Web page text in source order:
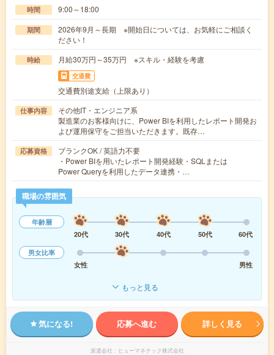
時間 9:00～18:00
期間
2026年9月～長期 ※開始日については、お気軽にご相談く
ださい！
時給 月給30万円～35万円 ※スキル・経験を考慮
交通費
交通費別途支給（上限あり）
仕事内容
その他IT・エンジニア系
製造業のお客様向けに、Power BIを利用したレポート開発お
よび運用保守をご担当いただきます。既存…
応募資格
ブランクOK / 英語力不要
・Power BIを用いたレポート開発経験・SQLまたは
Power Queryを利用したデータ連携・…
職場の雰囲気
年齢層
20代
30代 40代 50代
60代
男女比率
女性
男性
もっと見る
気になる! 応募へ進む 詳しく見る
派遣会社 ヒューマネテック株式会社